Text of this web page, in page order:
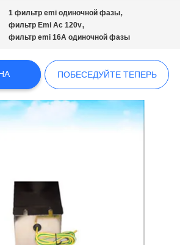
1 фильтр emi одиночной фазы,
фильтр Emi Ac 120v,
фильтр emi 16A одиночной фазы
ПОБЕСЕДУЙТЕ ТЕПЕРЬ